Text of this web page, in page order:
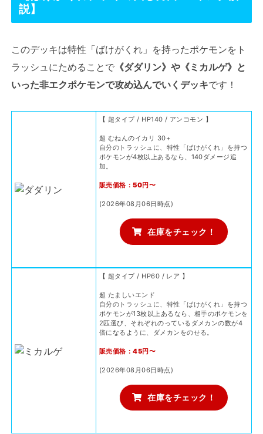
説】
このデッキは特性「ばけがくれ」を持ったポケモンをト
ラッシュにためることで 《ダダリン》や《ミカルゲ》と
いった非エクポケモンで攻め込んでいくデッキです！
【 超タイプ / HP140 / アンコモン 】
超 むねんのイカリ 30+
自分のトラッシュに、特性「ばけがくれ」を持つ
ポケモンが4枚以上あるなら、140ダメージ追
加。
販売価格：50円〜
(2026年08月06日時点)
在庫をチェック！
【 超タイプ / HP60 / レア 】
超 たましいエンド
自分のトラッシュに、特性「ばけがくれ」を持つ
ポケモンが13枚以上あるなら、相手のポケモンを
2匹選び、それぞれのっているダメカンの数が4
倍になるように、ダメカンをのせる。
販売価格：45円〜
(2026年08月06日時点)
在庫をチェック！